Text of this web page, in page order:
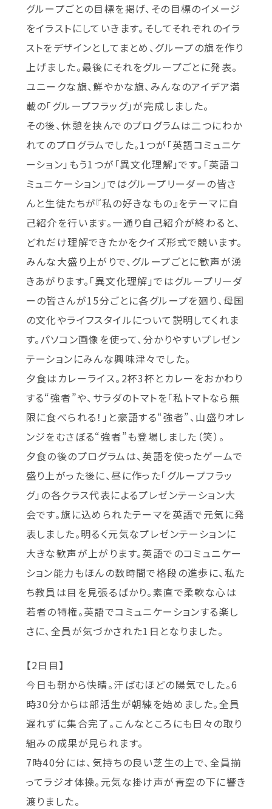
グループごとの目標を掲げ、その目標のイメージ
をイラストにしていきます。そしてそれぞれのイラ
ストをデザインとしてまとめ、グループの旗を作り
上げました。最後にそれをグループごとに発表。
ユニークな旗、鮮やかな旗、みんなのアイデア満
載の「グループフラッグ」が完成しました。
その後、休憩を挟んでのプログラムは二つにわか
れてのプログラムでした。1つが「英語コミュニケ
ーション」もう1つが「異文化理解」です。「英語コ
ミュニケーション」ではグループリーダーの皆さ
んと生徒たちが『私の好きなもの』をテーマに自
己紹介を行います。一通り自己紹介が終わると、
どれだけ理解できたかをクイズ形式で競います。
みんな大盛り上がりで、グループごとに歓声が湧
きあがります。「異文化理解」ではグループリーダ
ーの皆さんが15分ごとに各グループを廻り、母国
の文化やライフスタイルについて説明してくれま
す。パソコン画像を使って、分かりやすいプレゼン
テーションにみんな興味津々でした。
夕食はカレーライス。2杯3杯とカレーをおかわり
する“強者”や、サラダのトマトを「私トマトなら無
限に食べられる！」と豪語する“強者”、山盛りオレ
ンジをむさぼる“強者”も登場しました（笑）。
夕食の後のプログラムは、英語を使ったゲームで
盛り上がった後に、昼に作った「グループフラッ
グ」の各クラス代表によるプレゼンテーション大
会です。旗に込められたテーマを英語で元気に発
表しました。明るく元気なプレゼンテーションに
大きな歓声が上がります。英語でのコミュニケー
ション能力もほんの数時間で格段の進歩に、私た
ち教員は目を見張るばかり。素直で柔軟な心は
若者の特権。英語でコミュニケーションする楽し
さに、全員が気づかされた1日となりました。
【2日目】
今日も朝から快晴。汗ばむほどの陽気でした。6
時30分からは部活生が朝練を始めました。全員
遅れずに集合完了。こんなところにも日々の取り
組みの成果が見られます。
7時40分には、気持ちの良い芝生の上で、全員揃
ってラジオ体操。元気な掛け声が青空の下に響き
渡りました。